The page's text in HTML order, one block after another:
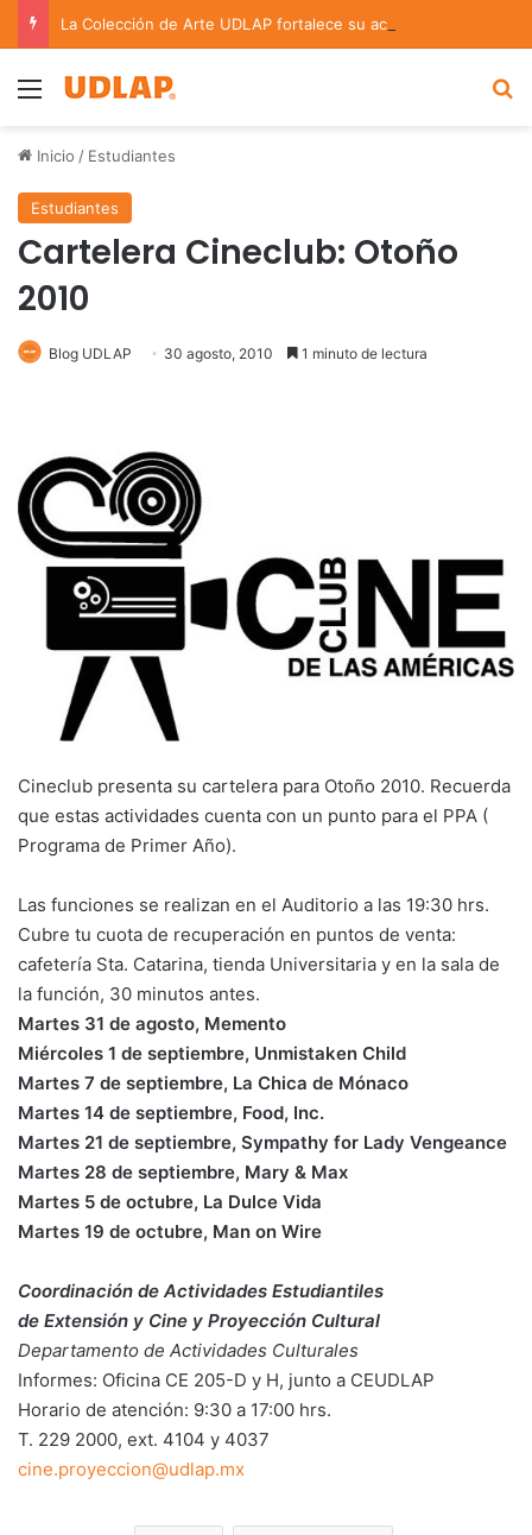
Menu
Inicio / Estudiantes
Estudiantes
Cartelera Cineclub: Otoño
2010
Blog UDLAP 30 agosto, 2010 1 minuto de lectura
Cineclub presenta su cartelera para Otoño 2010. Recuerda
que estas actividades cuenta con un punto para el PPA (
Programa de Primer Año).
Las funciones se realizan en el Auditorio a las 19:30 hrs.
Cubre tu cuota de recuperación en puntos de venta:
cafetería Sta. Catarina, tienda Universitaria y en la sala de
la función, 30 minutos antes.
Martes 31 de agosto, Memento
Miércoles 1 de septiembre, Unmistaken Child
Martes 7 de septiembre, La Chica de Mónaco
Martes 14 de septiembre, Food, Inc.
Martes 21 de septiembre, Sympathy for Lady Vengeance
Martes 28 de septiembre, Mary & Max
Martes 5 de octubre, La Dulce Vida
Martes 19 de octubre, Man on Wire
Coordinación de Actividades Estudiantiles
de Extensión y Cine y Proyección Cultural
Departamento de Actividades Culturales
Informes: Oficina CE 205-D y H, junto a CEUDLAP
Horario de atención: 9:30 a 17:00 hrs.
T. 229 2000, ext. 4104 y 4037
cine.proyeccion@udlap.mx